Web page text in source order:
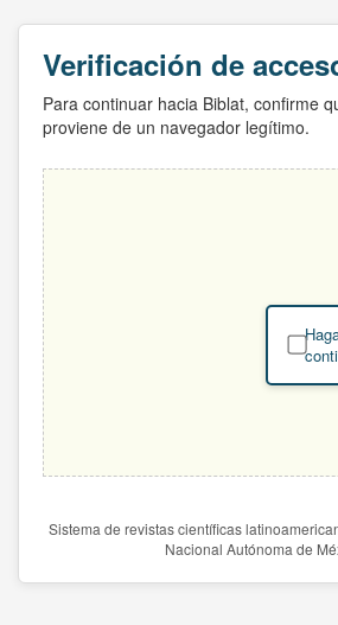
Verificación de
Para continuar hacia Biblat, confirme
proviene de un navegador legítimo.
Sistema de revistas científicas
Nacional Autónoma de